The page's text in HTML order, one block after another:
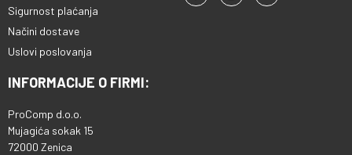
Sigurnost plaćanja
Načini dostave
Uslovi poslovanja
INFORMACIJE O FIRMI:
ProComp d.o.o.
Mujagića sokak 15
72000 Zenica